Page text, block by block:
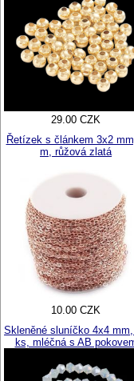
29.00 CZK
Řetízek s článkem 3x2
m, růžová zlatá
10.00 CZK
Skleněné sluníčko 4x4
ks, mléčná s AB